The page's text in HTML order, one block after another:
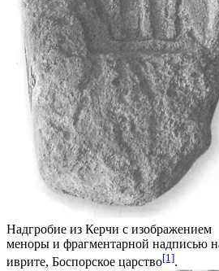
Надгробие из Керчи с изображением
меноры и фрагментарной надписью
иврите, Боспорское царство[1].